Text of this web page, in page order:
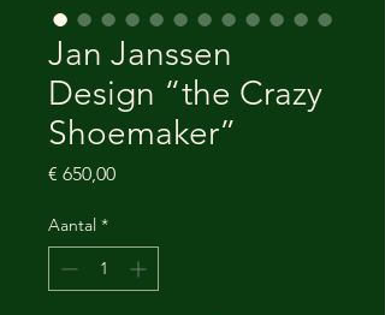
Jan Janssen
Design “the Crazy
Shoemaker”
€ 650,00Prijs
Aantal *